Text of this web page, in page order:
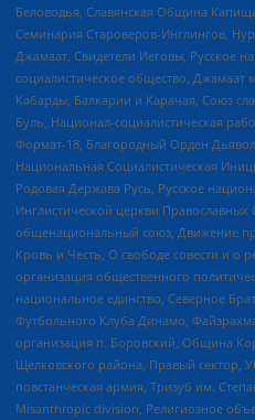
Беловодья, Славянская Община
Семинария Староверов-Инглингов,
Джамаат, Свидетели Иеговы, Русское
социалистическое общество,
Кабарды, Балкарии и Карачая, Союз
Буль, Национал-социалистическая
Формат-18, Благородный Орден
Национальная Социалистическая
Родовая Держава Русь, Русское
Инглистической церкви Православных
общенациональный союз, Движение
Кровь и Честь, О свободе совести и о
организация общественного
национальное единство, Северное
Футбольного Клуба Динамо,
организация п. Боровский, Община
Щелковского района, Правый сектор,
повстанческая армия, Тризуб им.
Misanthropic division, Религиозное